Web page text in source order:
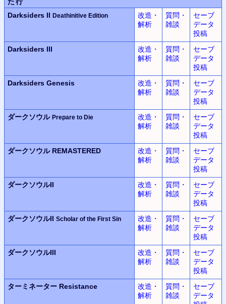
Darksiders II Deathinitive Edition
改造・
解析
質問・
雑談
セーブ
データ
投稿
Darksiders III
改造・
解析
質問・
雑談
セーブ
データ
投稿
Darksiders Genesis
改造・
解析
質問・
雑談
セーブ
データ
投稿
ダークソウル Prepare to Die
改造・
解析
質問・
雑談
セーブ
データ
投稿
ダークソウル REMASTERED
改造・
解析
質問・
雑談
セーブ
データ
投稿
ダークソウルII
改造・
解析
質問・
雑談
セーブ
データ
投稿
ダークソウルII Scholar of the First Sin
改造・
解析
質問・
雑談
セーブ
データ
投稿
ダークソウルIII
改造・
解析
質問・
雑談
セーブ
データ
投稿
ターミネーター Resistance
改造・
解析
質問・
雑談
セーブ
データ